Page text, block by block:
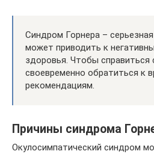
Синдром Горнера –
может приводить к
здоровья. Чтобы справиться
своевременно обратиться к
рекомендациям.
Причины синдрома
Окулосимпатический синдром